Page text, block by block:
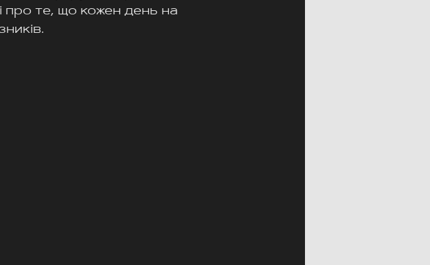
про те, що кожен день на